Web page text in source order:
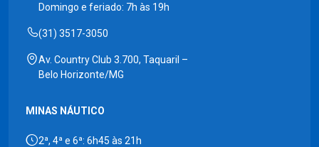
Domingo e feriado: 7h às 19h
(31) 3517-3050
Av. Country Club 3.700, Taquaril –
Belo Horizonte/MG
MINAS NÁUTICO
2ª, 4ª e 6ª: 6h45 às 21h